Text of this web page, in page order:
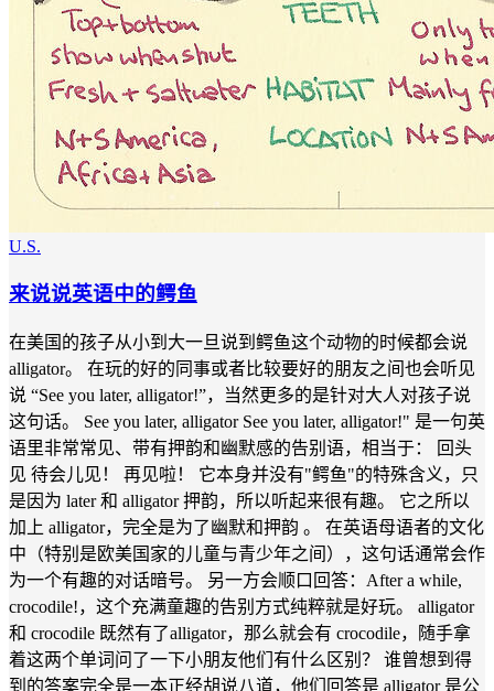
U.S.
来说说英语中的鳄鱼
在美国的孩子从小到大一旦说到鳄鱼这个动物的时候都会说
alligator。 在玩的好的同事或者比较要好的朋友之间也会听见
说 “See you later, alligator!”，当然更多的是针对大人对孩子说
这句话。 See you later, alligator See you later, alligator!" 是一句英
语里非常常见、带有押韵和幽默感的告别语，相当于： 回头
见 待会儿见！ 再见啦！ 它本身并没有"鳄鱼"的特殊含义，只
是因为 later 和 alligator 押韵，所以听起来很有趣。 它之所以
加上 alligator，完全是为了幽默和押韵 。 在英语母语者的文化
中（特别是欧美国家的儿童与青少年之间），这句话通常会作
为一个有趣的对话暗号。 另一方会顺口回答：After a while,
crocodile!，这个充满童趣的告别方式纯粹就是好玩。 alligator
和 crocodile 既然有了alligator，那么就会有 crocodile，随手拿
着这两个单词问了一下小朋友他们有什么区别？ 谁曾想到得
到的答案完全是一本正经胡说八道，他们回答是 alligator 是公